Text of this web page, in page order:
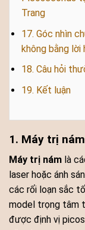
Trang
17. Góc nhìn
không bằng lời
18. Câu hỏi
19. Kết luận
1. Máy trị
Máy trị nám là
laser hoặc ánh
các rối loạn sắc
model trọng tâm
được định vị